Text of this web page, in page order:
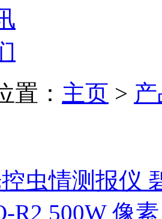
置： 主页 >